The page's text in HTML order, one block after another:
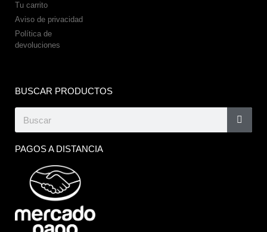
Tu carrito
Aviso de privacidad
Política de
devoluciones
BUSCAR PRODUCTOS
PAGOS A DISTANCIA